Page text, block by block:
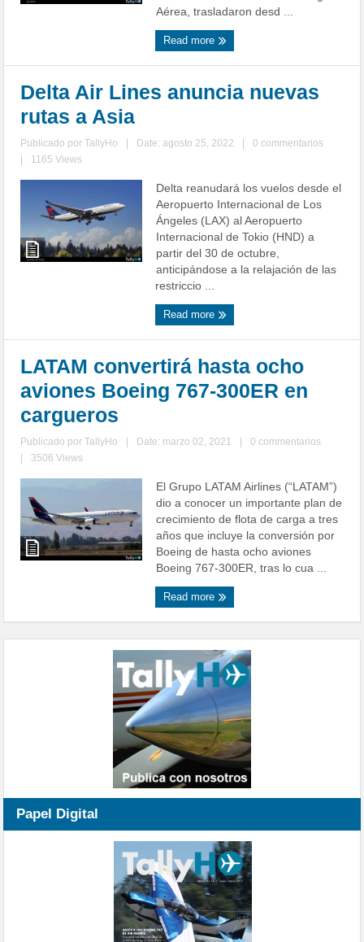
Aérea, trasladaron desd ...
Read more
Delta Air Lines anuncia nuevas
rutas a Asia
Publicado porTallyHo Date: agosto 25, 2022
0 commentarios
1165 Views
Delta reanudará los vuelos desde el
Aeropuerto Internacional de Los
Ángeles (LAX) al Aeropuerto
Internacional de Tokio (HND) a
partir del 30 de octubre,
anticipándose a la relajación de las
restriccio ...
Read more
LATAM convertirá hasta ocho
aviones Boeing 767-300ER en
cargueros
Publicado porTallyHo Date: marzo 02, 2021
0 commentarios
3506 Views
El Grupo LATAM Airlines (“LATAM”)
dio a conocer un importante plan de
crecimiento de flota de carga a tres
años que incluye la conversión por
Boeing de hasta ocho aviones
Boeing 767-300ER, tras lo cua ...
Read more
Papel Digital